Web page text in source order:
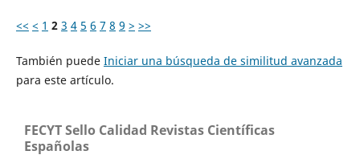
<< < 1 2 3 4 5 6 7 8 9 > >>
También puede Iniciar una búsqueda de similitud avanzada
para este artículo.
FECYT Sello Calidad Revistas Científicas
Españolas